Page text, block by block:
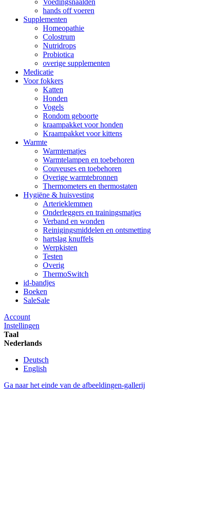
Voedingsnaalden
hands off voeren
Supplementen
Homeopathie
Colostrum
Nutridrops
Probiotica
overige supplementen
Medicatie
Voor fokkers
Katten
Honden
Vogels
Rondom geboorte
kraampakket voor honden
Kraampakket voor kittens
Warmte
Warmtematjes
Warmtelampen en toebehoren
Couveuses en toebehoren
Overige warmtebronnen
Thermometers en thermostaten
Hygiëne & huisvesting
Arterieklemmen
Onderleggers en trainingsmatjes
Verband en wonden
Reinigingsmiddelen en ontsmetting
hartslag knuffels
Werpkisten
Testen
Overig
ThermoSwitch
id-bandjes
Boeken
SaleSale
Account
Instellingen
Taal
Nederlands
Deutsch
English
Ga naar het einde van de afbeeldingen-gallerij